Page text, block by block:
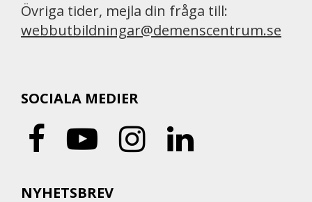
Övriga tider, mejla din fråga till:
webbutbildningar@demenscentrum.se
SOCIALA MEDIER
NYHETSBREV